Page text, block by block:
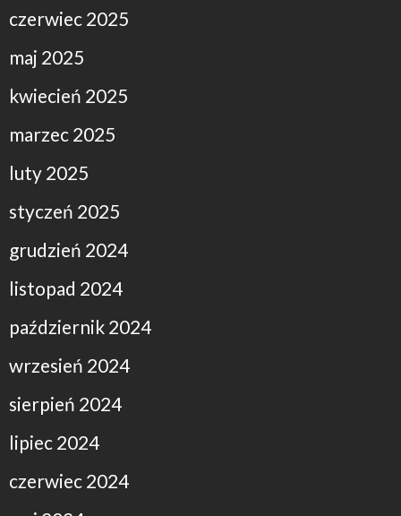
czerwiec 2025
maj 2025
kwiecień 2025
marzec 2025
luty 2025
styczeń 2025
grudzień 2024
listopad 2024
październik 2024
wrzesień 2024
sierpień 2024
lipiec 2024
czerwiec 2024